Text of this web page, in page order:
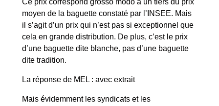
Ce prix correspond grosso modo à un tiers du prix
moyen de la baguette constaté par l’INSEE. Mais
il s’agit d’un prix qui n’est pas si exceptionnel que
cela en grande distribution. De plus, c’est le prix
d’une baguette dite blanche, pas d’une baguette
dite tradition.
La réponse de MEL : avec extrait
Mais évidemment les syndicats et les